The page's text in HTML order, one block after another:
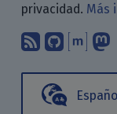
privacidad. Más